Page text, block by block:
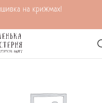
на крижмах!